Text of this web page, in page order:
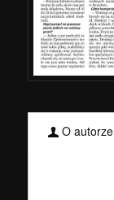
O autorze